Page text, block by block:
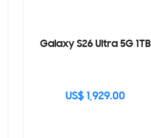
Galaxy S26 Ultra 5G 1TB
US$ 1,929.00